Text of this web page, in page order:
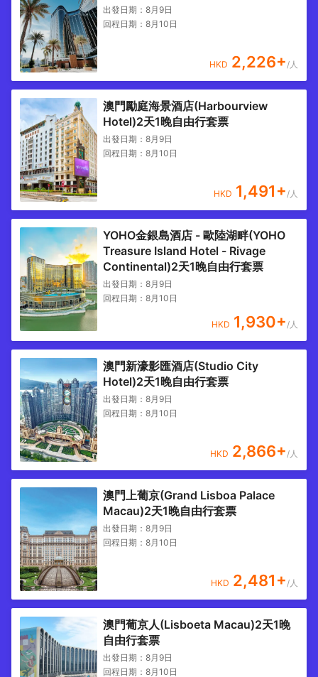
出發日期： 8月9日
回程日期： 8月10日
HKD 2,226+ /人
澳門勵庭海景酒店(Harbourview
Hotel)2天1晚自由行套票
出發日期： 8月9日
回程日期： 8月10日
HKD 1,491+ /人
YOHO金銀島酒店 - 歐陸湖畔(YOHO
Treasure Island Hotel - Rivage
Continental)2天1晚自由行套票
出發日期： 8月9日
回程日期： 8月10日
HKD 1,930+ /人
澳門新濠影匯酒店(Studio City
Hotel)2天1晚自由行套票
出發日期： 8月9日
回程日期： 8月10日
HKD 2,866+ /人
澳門上葡京(Grand Lisboa Palace
Macau)2天1晚自由行套票
出發日期： 8月9日
回程日期： 8月10日
HKD 2,481+ /人
澳門葡京人(Lisboeta Macau)2天1晚
自由行套票
出發日期： 8月9日
回程日期： 8月10日